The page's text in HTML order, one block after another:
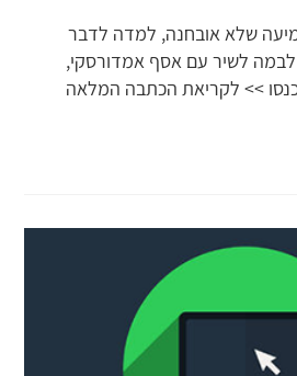
שלא אובחנה, למדה לדבר
לשיר עם אסף אמדורסקי,
כנסו >> לקריאת הכתבה המלאה